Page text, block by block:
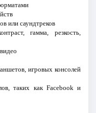
или саундтреков
гамма, резкость,
игровых консолей
таких как Facebook и